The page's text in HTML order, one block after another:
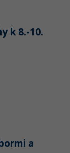
k 8.-10.
a